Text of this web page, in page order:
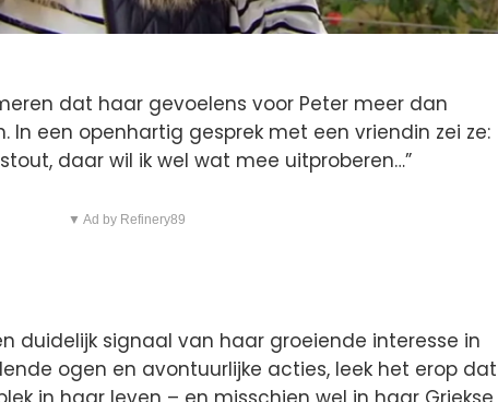
dat haar gevoelens voor Peter meer dan
In een openhartig gesprek met een vriendin zei ze:
daar wil ik wel wat mee uitproberen…”
▼ Ad by Refinery89
duidelijk signaal van haar groeiende interesse in
ogen en avontuurlijke acties, leek het erop dat